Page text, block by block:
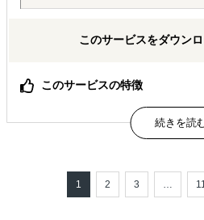
このサービスをダウン
このサービスの特徴
総合商社出身社をはじめ、多
ームが対応
アポ取得だけでなく、商談代行
属するジャンル
1 2 3 …